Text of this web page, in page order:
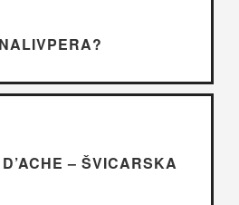
– ŠVICARSKA